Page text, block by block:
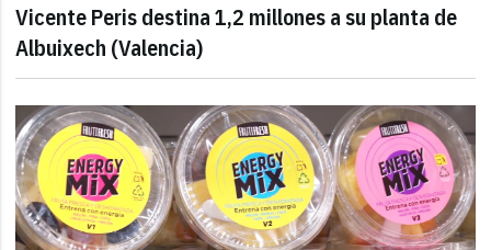
Vicente Peris destina 1,2 millones a su planta de
Albuixech (Valencia)